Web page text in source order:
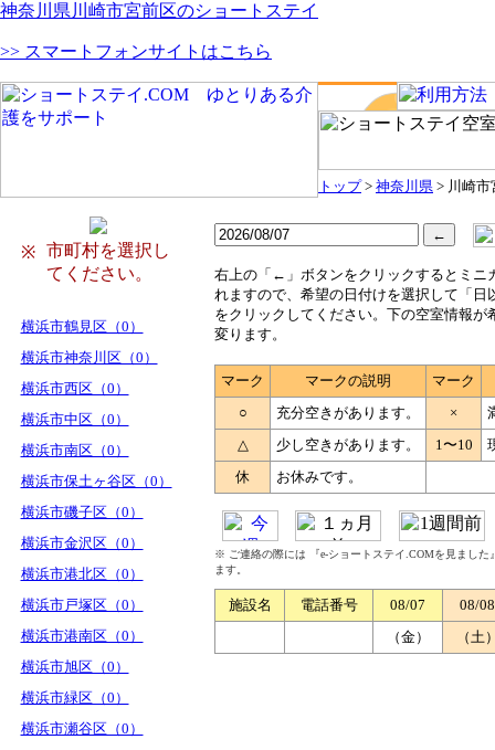
神奈川県川崎市宮前区のショートステイ
>> スマートフォンサイトはこちら
トップ> 神奈川県 > 川崎市
※
市町村を選択し
てください。
横浜市鶴見区（0）
横浜市神奈川区（0）
横浜市西区（0）
横浜市中区（0）
横浜市南区（0）
横浜市保土ヶ谷区（0）
横浜市磯子区（0）
横浜市金沢区（0）
横浜市港北区（0）
横浜市戸塚区（0）
横浜市港南区（0）
横浜市旭区（0）
横浜市緑区（0）
横浜市瀬谷区（0）
右上の「←」ボタンをクリックするとミニ
れますので、希望の日付けを選択して「日
をクリックしてください。下の空室情報が
変ります。
マーク マークの説明
マーク
○
充分空きがあります。 ×
△
少し空きがあります。 1〜10
休
お休みです。
※ ご連絡の際には 『e-ショートステイ.COMを見まし
ます。
施設名 電話番号 08/07
08/08
（金）
（土